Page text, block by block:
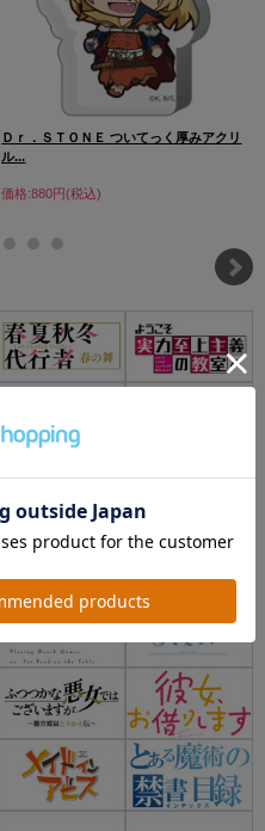
Ｄｒ．ＳＴＯＮＥ ついてっく厚みアクリ
ル...
価格:880円(税込)